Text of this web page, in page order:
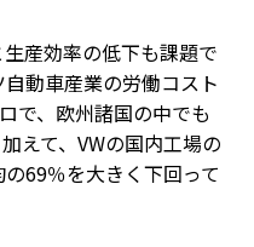
産効率の低下も課題で
動車産業の労働コスト
で、欧州諸国の中でも
えて、VWの国内工場の
69％を大きく下回って